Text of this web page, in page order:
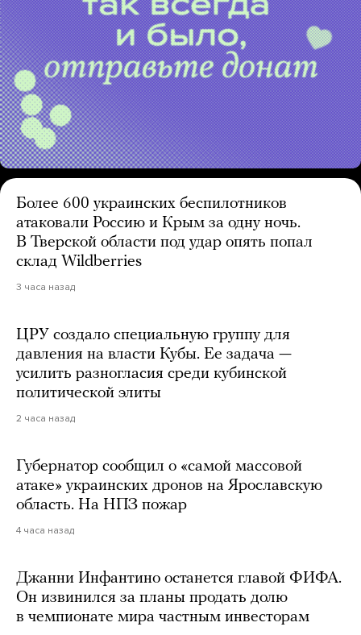
Более 600 украинских беспилотников
атаковали Россию и Крым за одну ночь.
В Тверской области под удар опять попал
склад Wildberries
3 часа назад
ЦРУ создало специальную группу для
давления на власти Кубы. Ее задача —
усилить разногласия среди кубинской
политической элиты
2 часа назад
Губернатор сообщил о «самой массовой
атаке» украинских дронов на Ярославскую
область. На НПЗ пожар
4 часа назад
Джанни Инфантино останется главой ФИФА.
Он извинился за планы продать долю
в чемпионате мира частным инвесторам